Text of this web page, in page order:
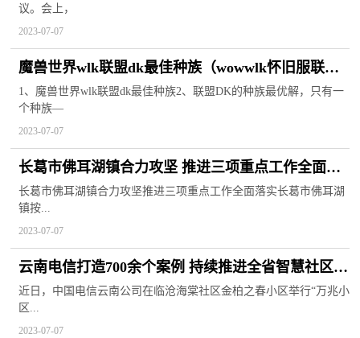
议。会上，
2023-07-07
魔兽世界wlk联盟dk最佳种族（wowwlk怀旧服联盟
dk最佳种族是什么）
1、魔兽世界wlk联盟dk最佳种族2、联盟DK的种族最优解，只有一
个种族—
2023-07-07
长葛市佛耳湖镇合力攻坚 推进三项重点工作全面落
实
长葛市佛耳湖镇合力攻坚推进三项重点工作全面落实长葛市佛耳湖
镇按...
2023-07-07
云南电信打造700余个案例 持续推进全省智慧社区建
设
近日，中国电信云南公司在临沧海棠社区金柏之春小区举行“万兆小
区...
2023-07-07